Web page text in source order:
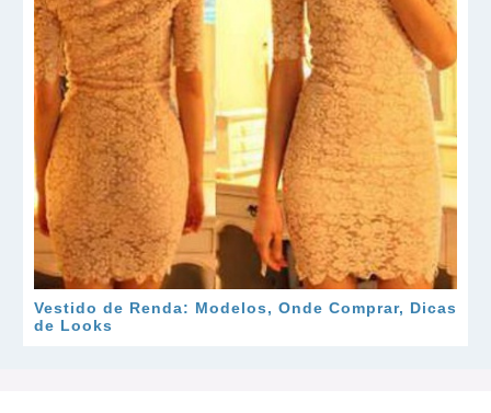
Vestido de Renda: Modelos, Onde Comprar, Dicas
de Looks